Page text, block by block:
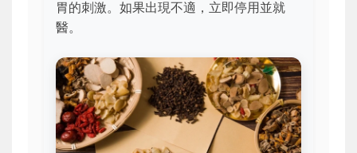
胃的刺激。如果出現不適，立即停用並就
醫。